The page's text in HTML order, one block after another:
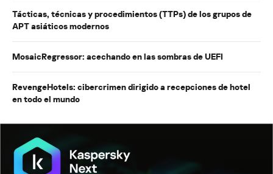
Tácticas, técnicas y procedimientos (TTPs) de los grupos de
APT asiáticos modernos
MosaicRegressor: acechando en las sombras de UEFI
RevengeHotels: cibercrimen dirigido a recepciones de hotel
en todo el mundo